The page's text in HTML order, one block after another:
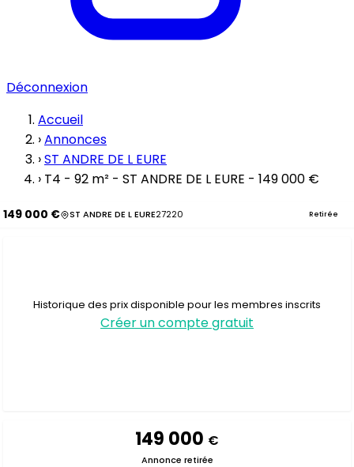
Déconnexion
Accueil
›Annonces
›ST ANDRE DE L EURE
› T4 - 92 m² - ST ANDRE DE L EURE - 149 000 €
149 000 € ST ANDRE DE L EURE27220 Retirée
Historique des prix disponible pour les membres inscrits
Créer un compte gratuit
149 000 €
Annonce retirée